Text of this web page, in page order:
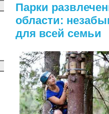
Парки
области:
для всей семьи